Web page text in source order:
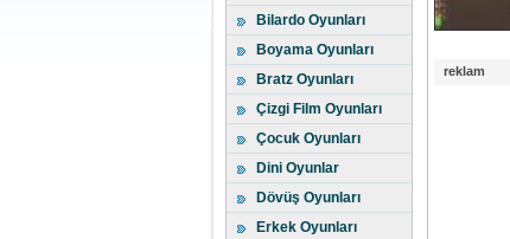
Bilardo Oyunları
Boyama Oyunları
Bratz Oyunları
Çizgi Film Oyunları
Çocuk Oyunları
Dini Oyunlar
Dövüş Oyunları
Erkek Oyunları
reklam